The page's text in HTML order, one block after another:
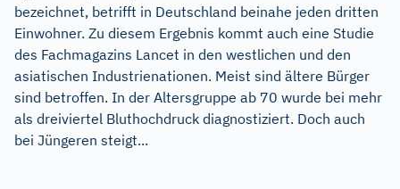
bezeichnet, betrifft in Deutschland beinahe jeden dritten
Einwohner. Zu diesem Ergebnis kommt auch eine Studie
des Fachmagazins Lancet in den westlichen und den
asiatischen Industrienationen. Meist sind ältere Bürger
sind betroffen. In der Altersgruppe ab 70 wurde bei mehr
als dreiviertel Bluthochdruck diagnostiziert. Doch auch
bei Jüngeren steigt...